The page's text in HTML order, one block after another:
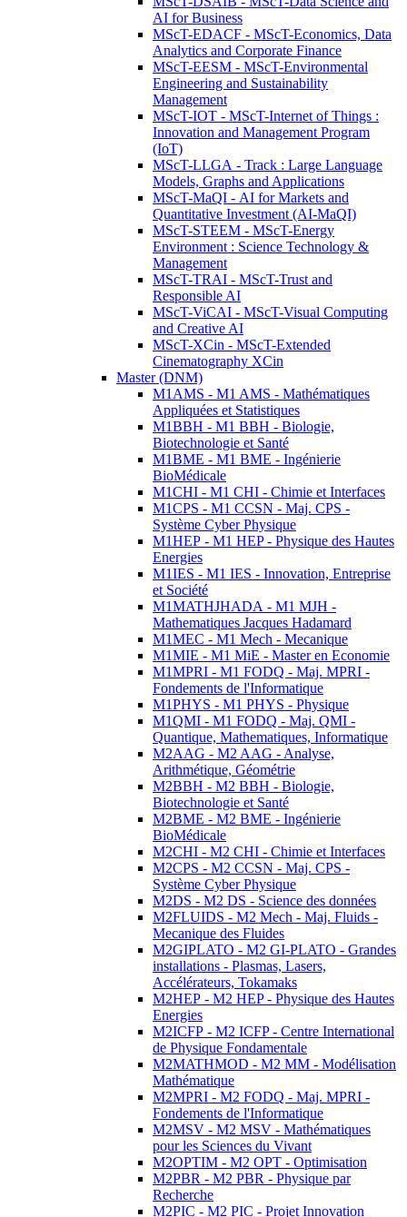
AI for Business
MScT-EDACF - MScT-Economics, Data
Analytics and Corporate Finance
MScT-EESM - MScT-Environmental
Engineering and Sustainability
Management
MScT-IOT - MScT-Internet of Things :
Innovation and Management Program
(IoT)
MScT-LLGA - Track : Large Language
Models, Graphs and Applications
MScT-MaQI - AI for Markets and
Quantitative Investment (AI-MaQI)
MScT-STEEM - MScT-Energy
Environment : Science Technology &
Management
MScT-TRAI - MScT-Trust and
Responsible AI
MScT-ViCAI - MScT-Visual Computing
and Creative AI
MScT-XCin - MScT-Extended
Cinematography XCin
Master (DNM)
M1AMS - M1 AMS - Mathématiques
Appliquées et Statistiques
M1BBH - M1 BBH - Biologie,
Biotechnologie et Santé
M1BME - M1 BME - Ingénierie
BioMédicale
M1CHI - M1 CHI - Chimie et Interfaces
M1CPS - M1 CCSN - Maj. CPS -
Système Cyber Physique
M1HEP - M1 HEP - Physique des Hautes
Energies
M1IES - M1 IES - Innovation, Entreprise
et Société
M1MATHJHADA - M1 MJH -
Mathematiques Jacques Hadamard
M1MEC - M1 Mech - Mecanique
M1MIE - M1 MiE - Master en Economie
M1MPRI - M1 FODQ - Maj. MPRI -
Fondements de l'Informatique
M1PHYS - M1 PHYS - Physique
M1QMI - M1 FODQ - Maj. QMI -
Quantique, Mathematiques, Informatique
M2AAG - M2 AAG - Analyse,
Arithmétique, Géométrie
M2BBH - M2 BBH - Biologie,
Biotechnologie et Santé
M2BME - M2 BME - Ingénierie
BioMédicale
M2CHI - M2 CHI - Chimie et Interfaces
M2CPS - M2 CCSN - Maj. CPS -
Système Cyber Physique
M2DS - M2 DS - Science des données
M2FLUIDS - M2 Mech - Maj. Fluids -
Mecanique des Fluides
M2GIPLATO - M2 GI-PLATO - Grandes
installations - Plasmas, Lasers,
Accélérateurs, Tokamaks
M2HEP - M2 HEP - Physique des Hautes
Energies
M2ICFP - M2 ICFP - Centre International
de Physique Fondamentale
M2MATHMOD - M2 MM - Modélisation
Mathématique
M2MPRI - M2 FODQ - Maj. MPRI -
Fondements de l'Informatique
M2MSV - M2 MSV - Mathématiques
pour les Sciences du Vivant
M2OPTIM - M2 OPT - Optimisation
M2PBR - M2 PBR - Physique par
Recherche
M2PIC - M2 PIC - Projet Innovation